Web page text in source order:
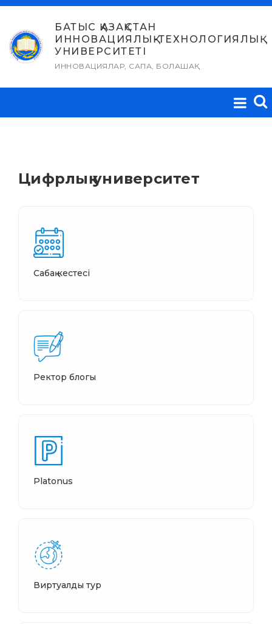
Skip
content
БАТЫС ҚАЗАҚСТАН
ИННОВАЦИЯЛЫҚ-ТЕХНОЛОГИЯЛЫҚ
УНИВЕРСИТЕТІ
ИННОВАЦИЯЛАР, САПА, БОЛАШАҚ
Цифрлық университет
Сабақ кестесі
Ректор блогы
Platonus
Виртуалды тур